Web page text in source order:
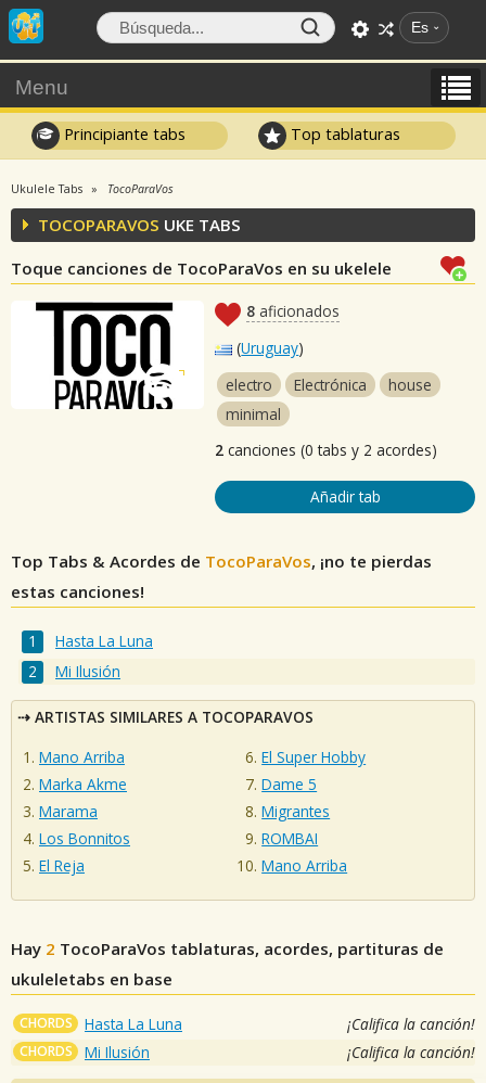
Es
Menu
Principiante tabs Top tablaturas
Ukulele Tabs TocoParaVos
TOCOPARAVOS UKE TABS
Toque canciones de TocoParaVos en su ukelele
8 aficionados
(Uruguay)
electro
Electrónica
house
minimal
2 canciones (0 tabs y 2 acordes)
Añadir tab
Top Tabs & Acordes de TocoParaVos, ¡no te pierdas
estas canciones!
Hasta La Luna
Mi Ilusión
ARTISTAS SIMILARES A TOCOPARAVOS
Mano Arriba
Marka Akme
Marama
Los Bonnitos
El Reja
El Super Hobby
Dame 5
Migrantes
ROMBAI
Mano Arriba
Hay 2 TocoParaVos tablaturas, acordes, partituras de
ukuleletabs en base
CHORDS Hasta La Luna ¡Califica la canción!
CHORDS Mi Ilusión ¡Califica la canción!